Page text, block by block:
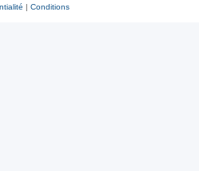
| Conditions